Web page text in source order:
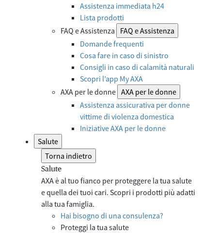
Assistenza immediata h24
Lista prodotti
FAQ e Assistenza
FAQ e Assistenza
Domande frequenti
Cosa fare in caso di sinistro
Consigli in caso di calamità naturali
Scopri l’app My AXA
AXA per le donne AXA per le donne
Assistenza assicurativa per donne
vittime di violenza domestica
Iniziative AXA per le donne
Salute
Torna indietro
Salute
AXA è al tuo fianco per proteggere la tua salute
e quella dei tuoi cari. Scopri i prodotti più adatti
alla tua famiglia.
Hai bisogno di una consulenza?
Proteggi la tua salute